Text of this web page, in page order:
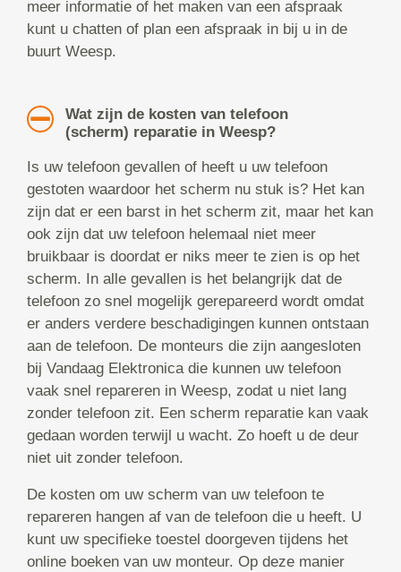
meer informatie of het maken van een afspraak
kunt u chatten of plan een afspraak in bij u in de
buurt Weesp.
Wat zijn de kosten van telefoon
(scherm) reparatie in Weesp?
Is uw telefoon gevallen of heeft u uw telefoon
gestoten waardoor het scherm nu stuk is? Het kan
zijn dat er een barst in het scherm zit, maar het kan
ook zijn dat uw telefoon helemaal niet meer
bruikbaar is doordat er niks meer te zien is op het
scherm. In alle gevallen is het belangrijk dat de
telefoon zo snel mogelijk gerepareerd wordt omdat
er anders verdere beschadigingen kunnen ontstaan
aan de telefoon. De monteurs die zijn aangesloten
bij Vandaag Elektronica die kunnen uw telefoon
vaak snel repareren in Weesp, zodat u niet lang
zonder telefoon zit. Een scherm reparatie kan vaak
gedaan worden terwijl u wacht. Zo hoeft u de deur
niet uit zonder telefoon.
De kosten om uw scherm van uw telefoon te
repareren hangen af van de telefoon die u heeft. U
kunt uw specifieke toestel doorgeven tijdens het
online boeken van uw monteur. Op deze manier